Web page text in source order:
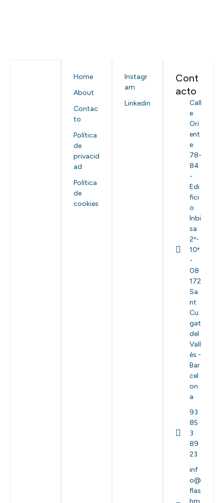
Home
About
Contac
to
Política
de
privacid
ad
Política
de
cookies
Instagr
am
Linkedin
Cont
acto
Call
e
Ori
ent
e
78-
84
-
Edi
fici
o
Inbi
sa
2º-
10ª
-
08
172
Sa
nt
Cu
gat
del
Vall
ès -
Bar
cel
on
a
93
85
3
89
23
inf
o@
flas
hm